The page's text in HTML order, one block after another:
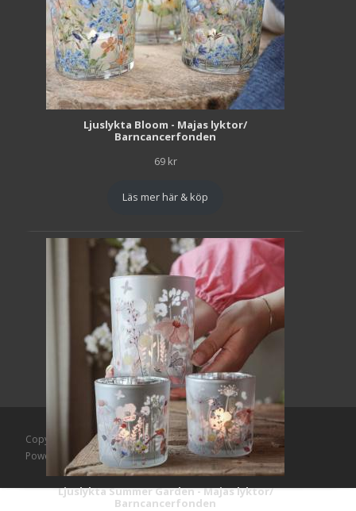
Ljuslykta Bloom - Majas lyktor/
Barncancerfonden
69 kr
Läs mer här & köp
Ljuslykta Summer Garden - Majas lyktor/
Barncancerfonden
Copyright © Mattlagret.se
Powered by WordPress, Themei-craftby TemplatesNext.